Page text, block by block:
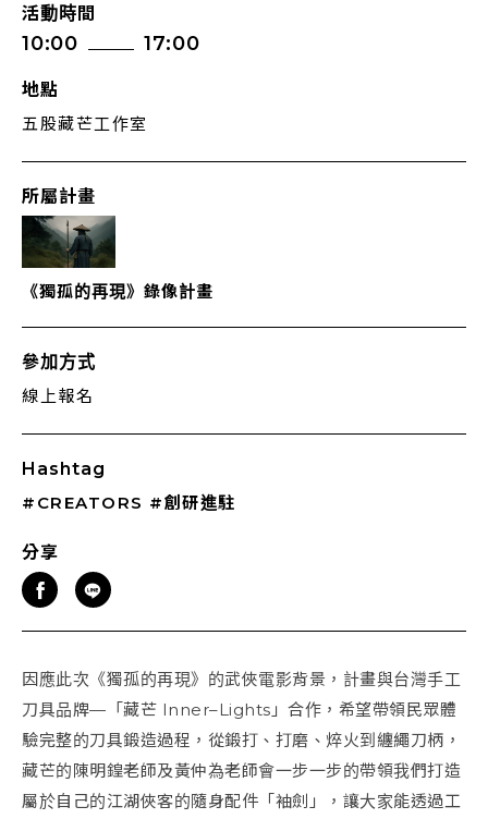
活動時間
10:00 17:00
地點
五股藏芒工作室
所屬計畫
《獨孤的再現》錄像計畫
參加方式
線上報名
Hashtag
#CREATORS #創研進駐
分享
因應此次《獨孤的再現》的武俠電影背景，計畫與台灣手工
刀具品牌—「藏芒 Inner–Lights」合作，希望帶領民眾體
驗完整的刀具鍛造過程，從鍛打、打磨、焠火到纏繩刀柄，
藏芒的陳明鍠老師及黃仲為老師會一步一步的帶領我們打造
屬於自己的江湖俠客的隨身配件「袖劍」，讓大家能透過工